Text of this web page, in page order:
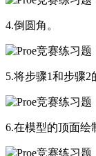
4.倒圆角。
5.将步骤1和步骤2
6.在模型的顶面绘